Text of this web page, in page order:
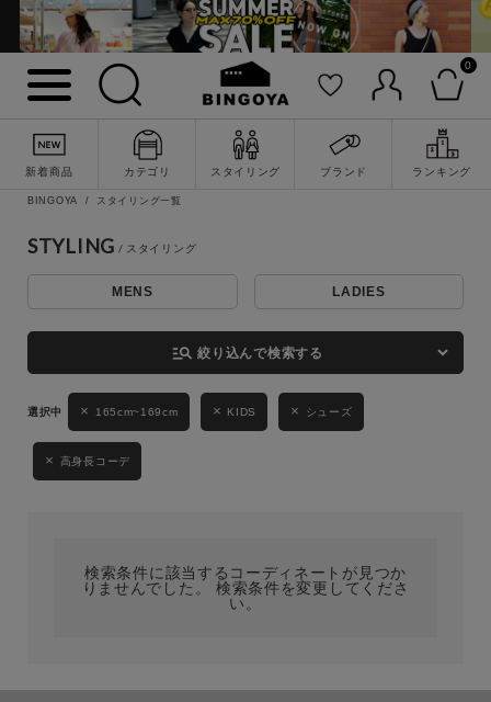
0
新着商品 カテゴリ スタイリング ブランド ランキング
詳細検索
キーワード
性別
MENS LADIES
ブランド
BINGOYA スタイリング一覧
STYLING
MENS LADIES
manage_search 絞り込んで検索する
165cm~169cm KIDS シューズ
高身長コーデ
検索条件に該当するコーディネートが見つか
りませんでした。 検索条件を変更してくださ
い。